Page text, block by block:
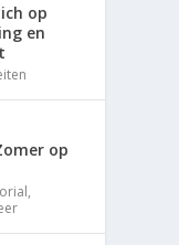
op
en
op
,